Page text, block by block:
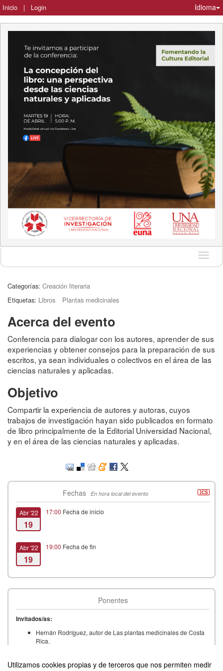
Utilizamos cookies propias y de terceros que nos permiten medir
Inicio | Login Idioma
Idioma
Categorías: Creación literaria
Etiquetas: Libros Plantas medicinales
Acerca del evento
Conferencia para dialogar con los autores, aprender de sus
experiencias y obtener consejos para la preparación de sus
escritos, ya sean individuales o colectivos en el área de las
ciencias naturales y aplicadas.
Objetivo
Compartir la experiencia de autores y autoras, cuyos
trabajos de investigación hayan sido publicados en formato
de libro principalmente de la Editorial Universidad Nacional,
y en el área de las ciencias naturales y aplicadas.
Fechas En hora local del evento
Abr '22
19
17:00 Fecha de inicio
Abr '22
19
19:00 Fecha de fin
Ponentes
Invitados/as:
Hernán Rodríguez, autor de Las plantas medicinales de Costa
Rica.